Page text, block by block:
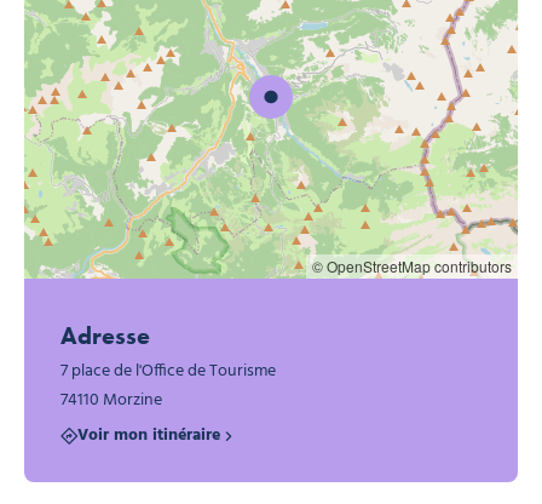
© OpenStreetMap contributors
Adresse
7 place de l'Office de Tourisme
74110 Morzine
Voir mon itinéraire